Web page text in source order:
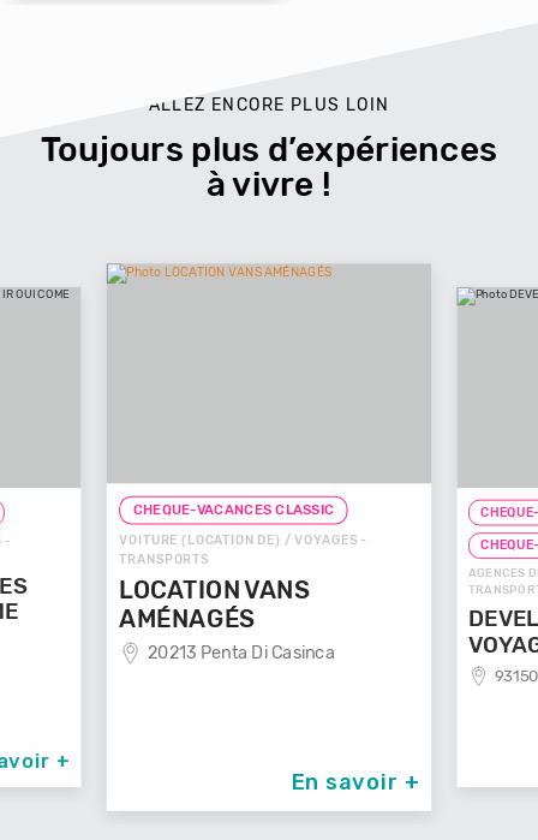
ALLEZ ENCORE PLUS LOIN
Toujours plus d’expériences
à vivre !
-
+
CHEQUE-VACANCES CLASSIC
VOITURE (LOCATION DE) / VOYAGES -
TRANSPORTS
LOCATION VANS
AMÉNAGÉS
20213 Penta Di Casinca
En savoir +
AGENCES